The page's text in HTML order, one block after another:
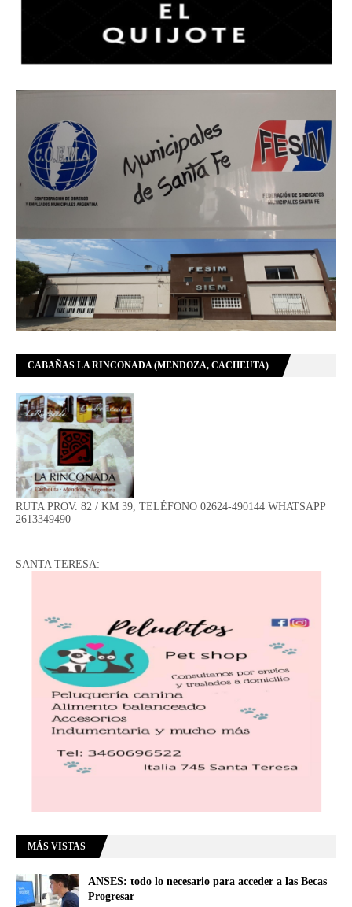
CABAÑAS LA RINCONADA (MENDOZA, CACHEUTA)
RUTA PROV. 82 / KM 39, TELÉFONO 02624-490144 WHATSAPP
2613349490
SANTA TERESA:
MÁS VISTAS
ANSES: todo lo necesario para acceder a las Becas
Progresar